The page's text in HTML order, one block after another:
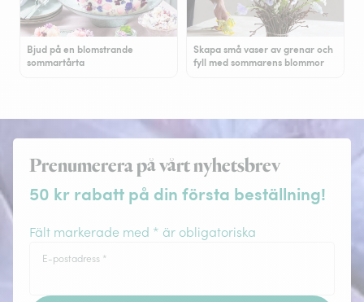
Bjud på en blomstrande
sommartårta
Skapa små vaser av grenar och
fyll med sommarens blommor
Prenumerera på vårt nyhetsbrev
50 kr rabatt på din första beställning!
Fält markerade med * är obligatoriska
E-postadress *